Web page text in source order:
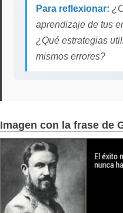
Para reflexionar:
aprendizaje de tus
¿Qué estrategias
mismos errores?
Imagen con la frase de